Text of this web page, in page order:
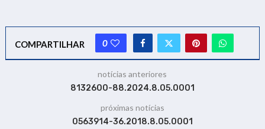
COMPARTILHAR 0
notícias anteriores
8132600-88.2024.8.05.0001
próximas notícias
0563914-36.2018.8.05.0001